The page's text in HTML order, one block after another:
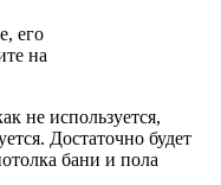
его
на
не используется,
Достаточно будет
бани и пола